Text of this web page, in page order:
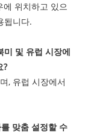
위치하고 있으
됩니다.
미 및 유럽 시장에
?
, 유럽 시장에서
맞춤 설정할 수